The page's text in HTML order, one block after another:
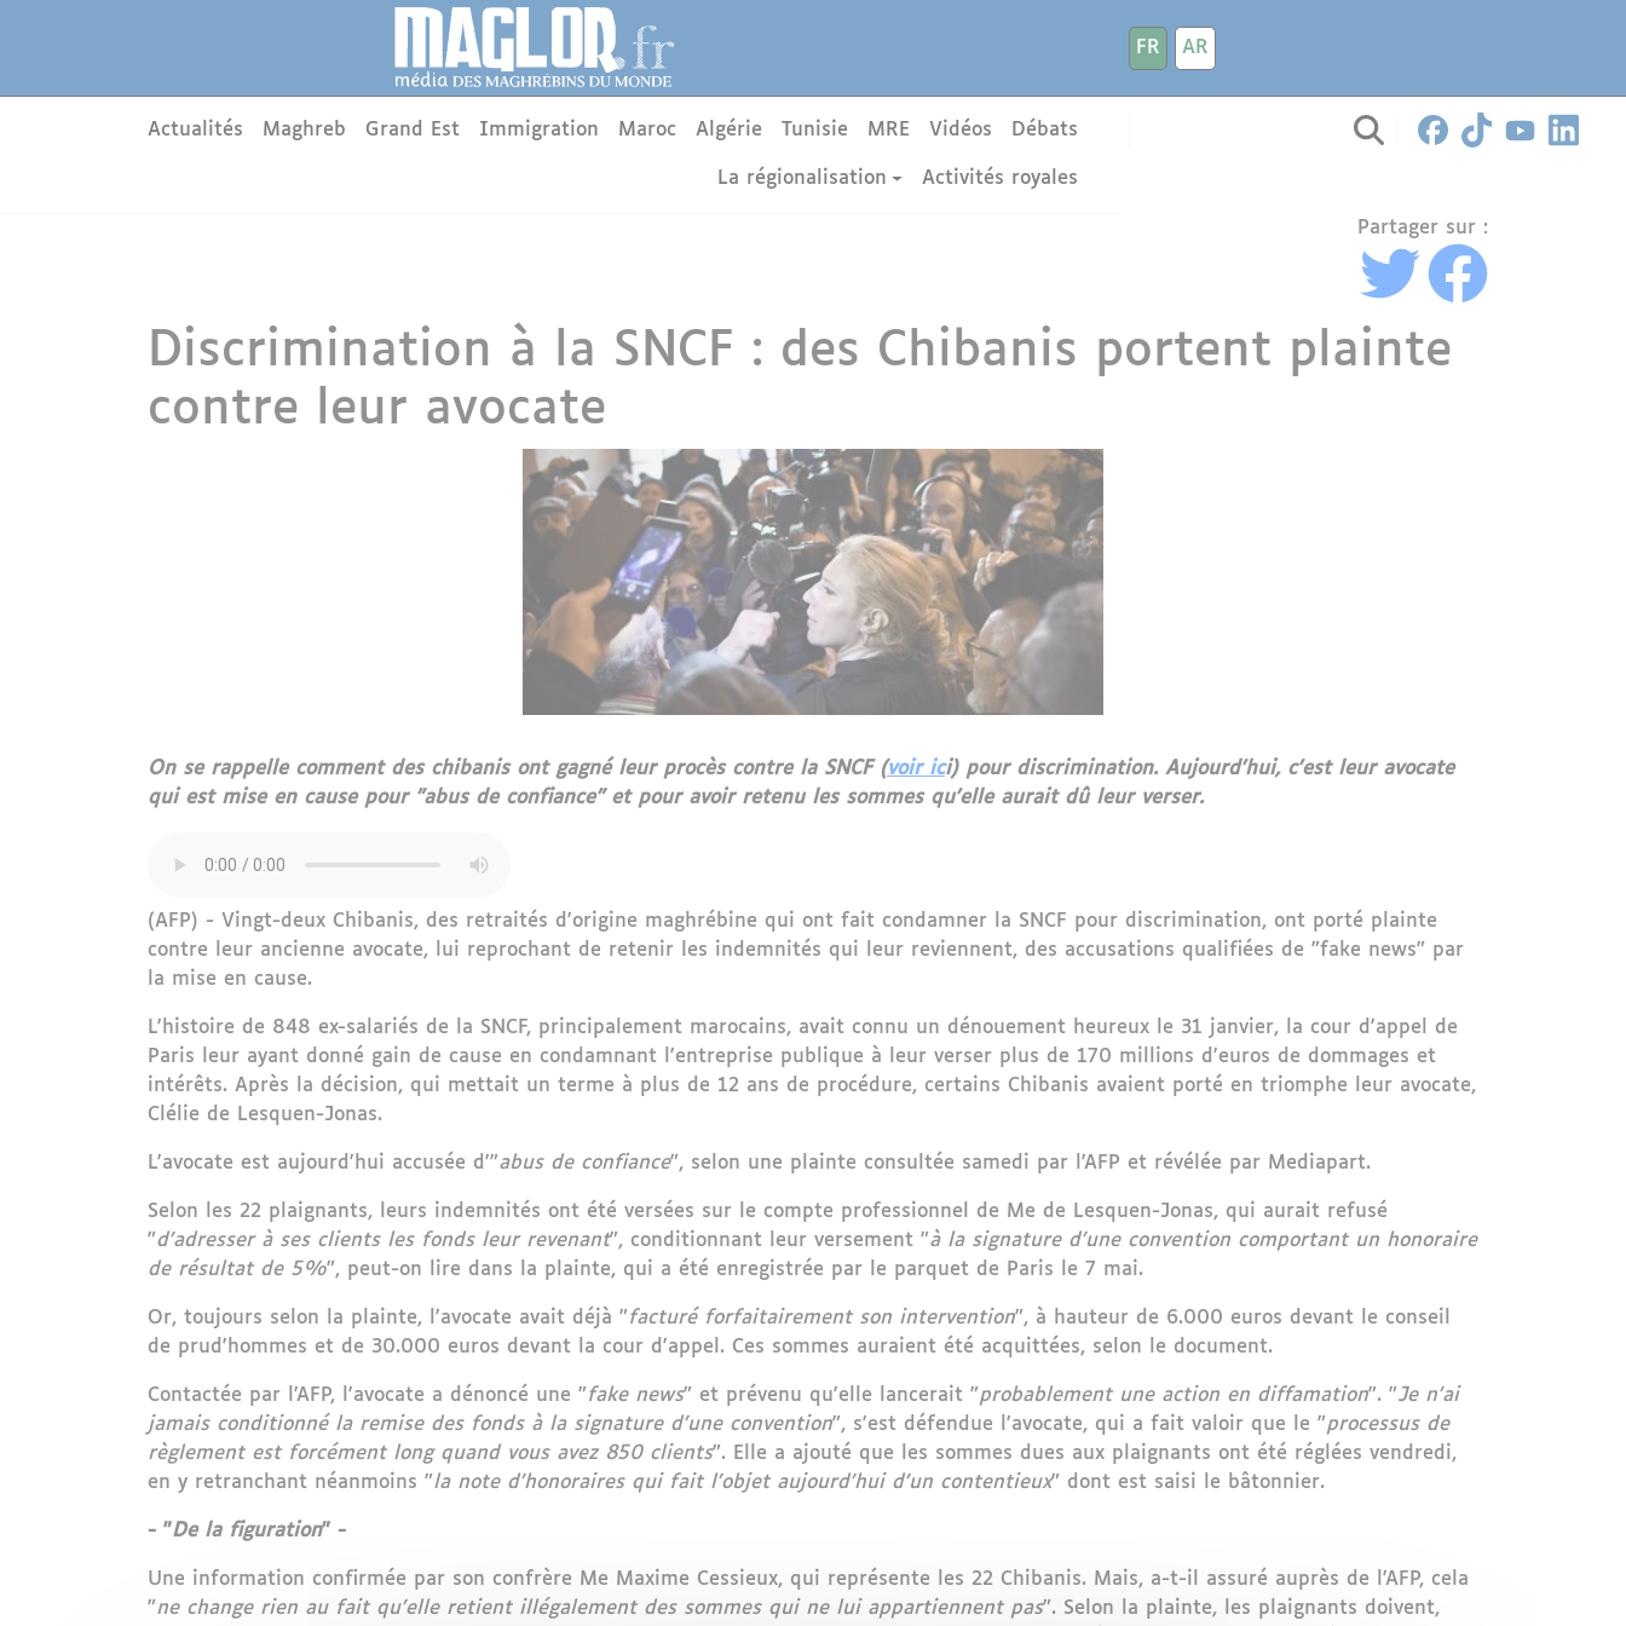
FR
AR
Main menu
Actualités Maghreb Grand Est Immigration Maroc Algérie Tunisie MRE Vidéos Débats
La régionalisation Activités royales
Partager sur :
Discrimination à la SNCF : des Chibanis portent plainte
contre leur avocate
On se rappelle comment des chibanis ont gagné leur procès contre la SNCF (voir ici) pour discrimination. Aujourd'hui, c'est leur avocate
qui est mise en cause pour "abus de confiance" et pour avoir retenu les sommes qu'elle aurait dû leur verser.
(AFP) - Vingt-deux Chibanis, des retraités d'origine maghrébine qui ont fait condamner la SNCF pour discrimination, ont porté plainte
contre leur ancienne avocate, lui reprochant de retenir les indemnités qui leur reviennent, des accusations qualifiées de "fake news" par
la mise en cause.
L'histoire de 848 ex-salariés de la SNCF, principalement marocains, avait connu un dénouement heureux le 31 janvier, la cour d'appel de
Paris leur ayant donné gain de cause en condamnant l'entreprise publique à leur verser plus de 170 millions d'euros de dommages et
intérêts. Après la décision, qui mettait un terme à plus de 12 ans de procédure, certains Chibanis avaient porté en triomphe leur avocate,
Clélie de Lesquen-Jonas.
L'avocate est aujourd'hui accusée d'"abus de confiance", selon une plainte consultée samedi par l'AFP et révélée par Mediapart.
Selon les 22 plaignants, leurs indemnités ont été versées sur le compte professionnel de Me de Lesquen-Jonas, qui aurait refusé
"d'adresser à ses clients les fonds leur revenant", conditionnant leur versement "à la signature d'une convention comportant un honoraire
de résultat de 5%", peut-on lire dans la plainte, qui a été enregistrée par le parquet de Paris le 7 mai.
Or, toujours selon la plainte, l'avocate avait déjà "facturé forfaitairement son intervention", à hauteur de 6.000 euros devant le conseil
de prud'hommes et de 30.000 euros devant la cour d'appel. Ces sommes auraient été acquittées, selon le document.
Contactée par l'AFP, l'avocate a dénoncé une "fake news" et prévenu qu'elle lancerait "probablement une action en diffamation". "Je n'ai
jamais conditionné la remise des fonds à la signature d'une convention", s'est défendue l'avocate, qui a fait valoir que le "processus de
règlement est forcément long quand vous avez 850 clients". Elle a ajouté que les sommes dues aux plaignants ont été réglées vendredi,
en y retranchant néanmoins "la note d'honoraires qui fait l'objet aujourd'hui d'un contentieux" dont est saisi le bâtonnier.
- "De la figuration" -
Une information confirmée par son confrère Me Maxime Cessieux, qui représente les 22 Chibanis. Mais, a-t-il assuré auprès de l'AFP, cela
"ne change rien au fait qu'elle retient illégalement des sommes qui ne lui appartiennent pas". Selon la plainte, les plaignants doivent,